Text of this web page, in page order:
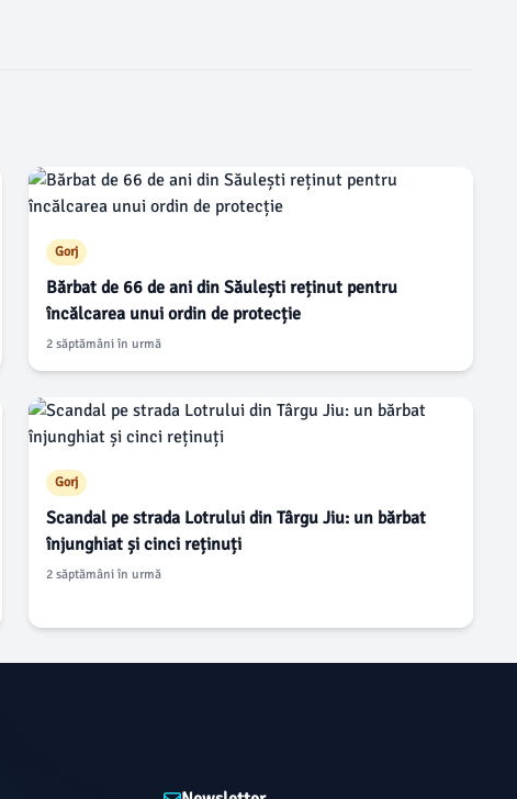
Gorj
Bărbat de 66 de ani din Săulești reținut pentru
încălcarea unui ordin de protecție
2 săptămâni în urmă
Gorj
Scandal pe strada Lotrului din Târgu Jiu: un bărbat
înjunghiat și cinci reținuți
2 săptămâni în urmă